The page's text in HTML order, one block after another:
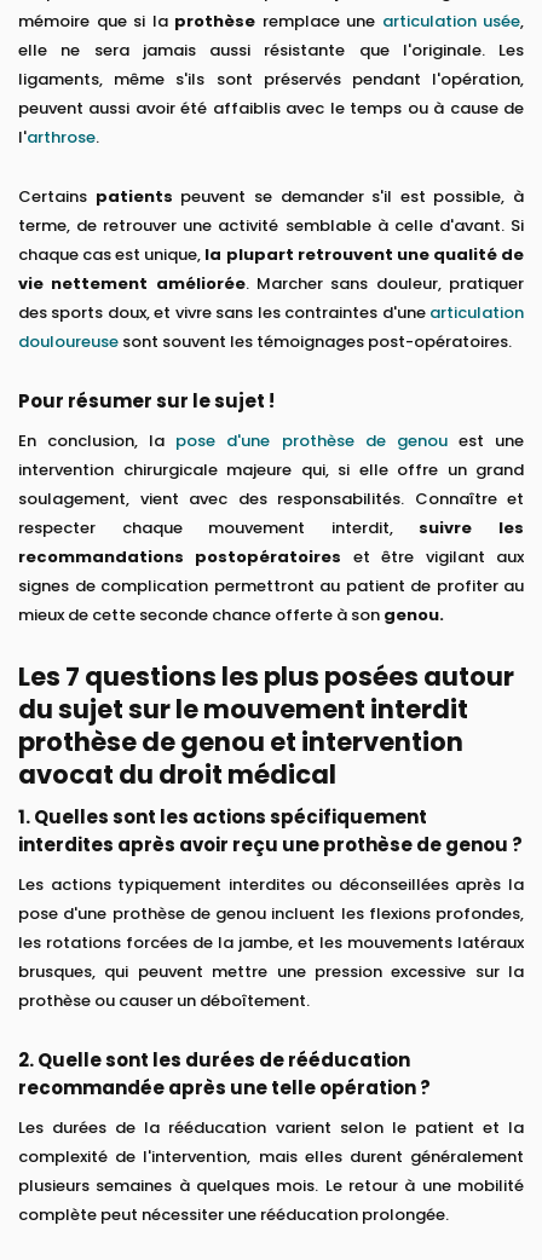
mémoire que si la prothèse remplace une articulation usée,
elle ne sera jamais aussi résistante que l'originale. Les
ligaments, même s'ils sont préservés pendant l'opération,
peuvent aussi avoir été affaiblis avec le temps ou à cause de
l'arthrose.
Certains patients peuvent se demander s'il est possible, à
terme, de retrouver une activité semblable à celle d'avant. Si
chaque cas est unique, la plupart retrouvent une qualité de
vie nettement améliorée. Marcher sans douleur, pratiquer
des sports doux, et vivre sans les contraintes d'une articulation
douloureuse sont souvent les témoignages post-opératoires.
Pour résumer sur le sujet !
En conclusion, la pose d'une prothèse de genouest une
intervention chirurgicale majeure qui, si elle offre un grand
soulagement, vient avec des responsabilités. Connaître et
respecter chaque mouvement interdit, suivre les
recommandations postopératoires et être vigilant aux
signes de complication permettront au patient de profiter au
mieux de cette seconde chance offerte à son genou.
Les 7 questions les plus posées autour
du sujet sur le mouvement interdit
prothèse de genou et intervention
avocat du droit médical
1. Quelles sont les actions spécifiquement
interdites après avoir reçu une prothèse de genou ?
Les actions typiquement interdites ou déconseillées après la
pose d'une prothèse de genou incluent les flexions profondes,
les rotations forcées de la jambe, et les mouvements latéraux
brusques, qui peuvent mettre une pression excessive sur la
prothèse ou causer un déboîtement.
2. Quelle sont les durées de rééducation
recommandée après une telle opération ?
Les durées de la rééducation varient selon le patient et la
complexité de l'intervention, mais elles durent généralement
plusieurs semaines à quelques mois. Le retour à une mobilité
complète peut nécessiter une rééducation prolongée.